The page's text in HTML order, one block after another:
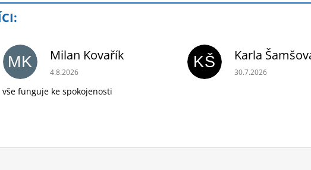
MK Milan Kovařík
Hodnocení obchodu je 5 z 5 hvězdiček.
4.8.2026
vše funguje ke spokojenosti
KŠ Karla
Hodnocení
30.7.2026